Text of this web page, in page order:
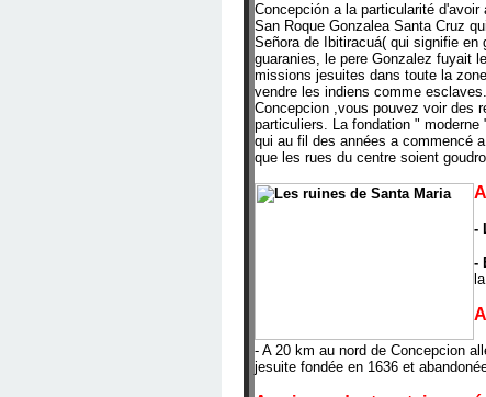
Concepción a la particularité
San Roque Gonzalea Santa Cruz
Señora de Ibitiracuá( qui signifie
guaranies, le pere Gonzalez fuyait
missions jesuites dans toute la
vendre les indiens comme
Concepcion ,vous pouvez voir des
particuliers. La fondation "
qui au fil des années a commencé
que les rues du centre soient
-
-
- A 20 km au nord de Concepcion
jesuite fondée en 1636 et